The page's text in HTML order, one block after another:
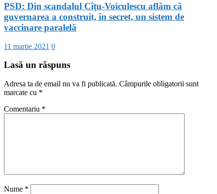
PSD: Din scandalul Cîţu-Voiculescu aflăm că
guvernarea a construit, în secret, un sistem de
vaccinare paralelă
11 martie 2021 0
Lasă un răspuns
Adresa ta de email nu va fi publicată. Câmpurile obligatorii sunt
marcate cu *
Comentariu *
Nume *